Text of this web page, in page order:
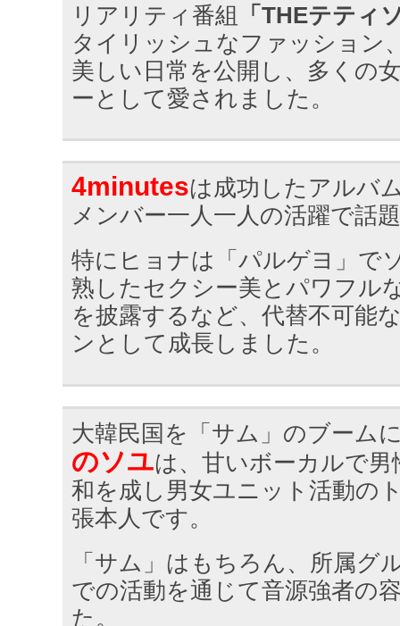
リアリティ番組 「THEテティ
タイリッシュなファッション
美しい日常を公開し、多くの
ーとして愛されました。
4minutesは成功したアルバ
メンバー一人一人の活躍で話
特にヒョナは「パルゲヨ」で
熟したセクシー美とパワフル
を披露するなど、代替不可能
ンとして成長しました。
大韓民国を「サム」のブーム
のソユは、甘いボーカルで
和を成し男女ユニット活動の
張本人です。
「サム」はもちろん、所属グ
での活動を通じて音源強者の
た。